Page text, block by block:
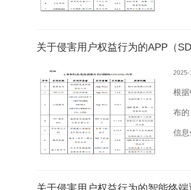
关于侵害用户权益行为的APP（
2025-
根
布
信